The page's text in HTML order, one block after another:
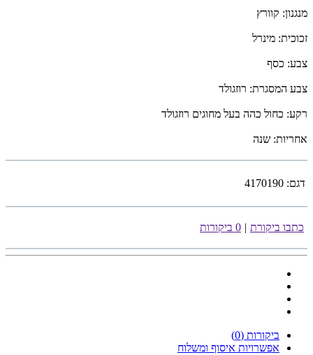
מנגנון: קוורץ
זכוכית: מינרל
צבע: כסף
צבע המסגרת: רוזגולד
רקע: כחול כהה בעל מחוגים רוזגולד
אחריות: שנה
דגם: 4170190
כתבו ביקורת | 0 ביקורות
ביקורות (0)
אפשרויות איסוף ומשלוח